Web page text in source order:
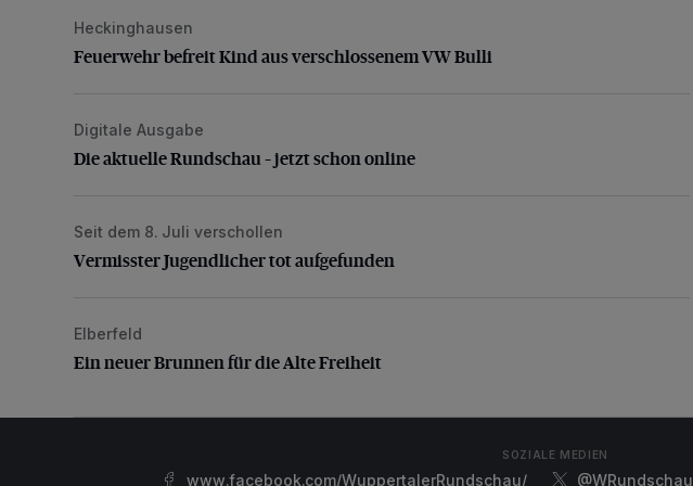
Feuerwehr befreit Kind aus verschlossenem VW Bulli
Heckinghausen
Feuerwehr befreit Kind aus verschlossenem VW Bulli
Die aktuelle Rundschau – jetzt schon online
Digitale Ausgabe
Die aktuelle Rundschau – jetzt schon online
Vermisster Jugendlicher tot aufgefunden
Seit dem 8. Juli verschollen
Vermisster Jugendlicher tot aufgefunden
Ein neuer Brunnen für die Alte Freiheit
Elberfeld
Ein neuer Brunnen für die Alte Freiheit
SOZIALE MEDIEN
www.facebook.com/WuppertalerRundschau/ @WRundschau